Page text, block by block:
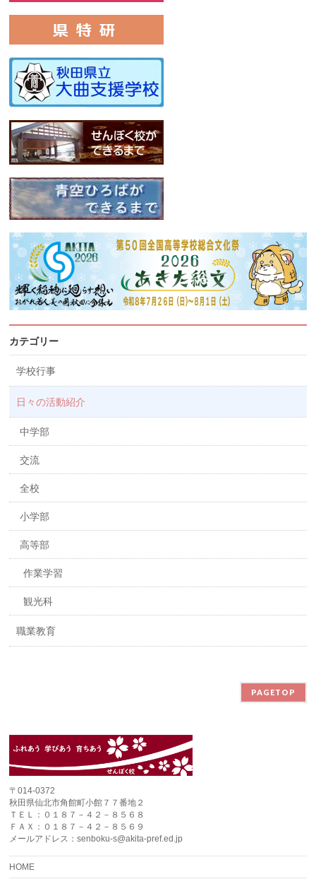
カテゴリー
学校行事
日々の活動紹介
中学部
交流
全校
小学部
高等部
作業学習
観光科
職業教育
PAGETOP
〒014-0372
秋田県仙北市角館町小館７７番地２
ＴＥＬ：０１８７－４２－８５６８
ＦＡＸ：０１８７－４２－８５６９
メールアドレス：senboku-s@akita-pref.ed.jp
HOME